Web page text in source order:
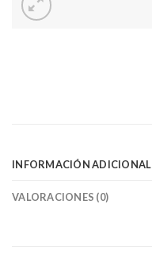
INFORMACIÓN ADICIONAL
VALORACIONES (0)